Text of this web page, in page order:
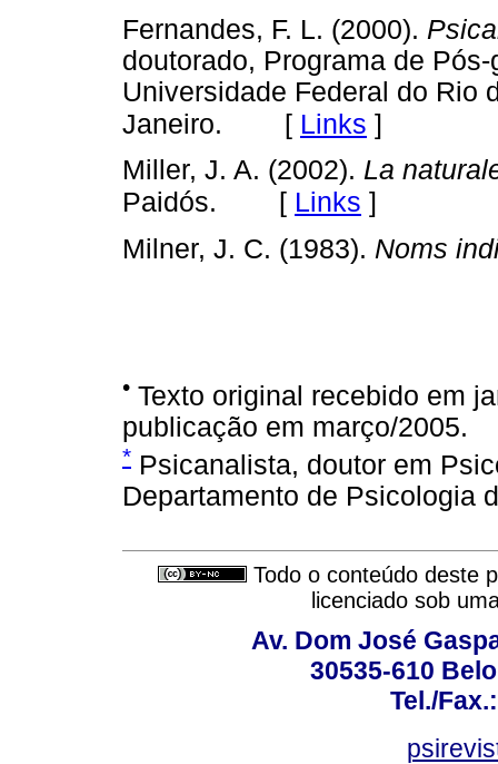
Fernandes, F. L. (2000).
doutorado, Programa de
Universidade Federal do Rio
Janeiro. [ Links ]
Miller, J. A. (2002). La
Paidós. [ Links ]
Milner, J. C. (1983). Noms
• Texto original recebido em
publicação em março/2005.
* Psicanalista, doutor em
Departamento de Psicologia
Todo o conteúdo deste
licenciado sob
Av. Dom José
30535-610
Tel./